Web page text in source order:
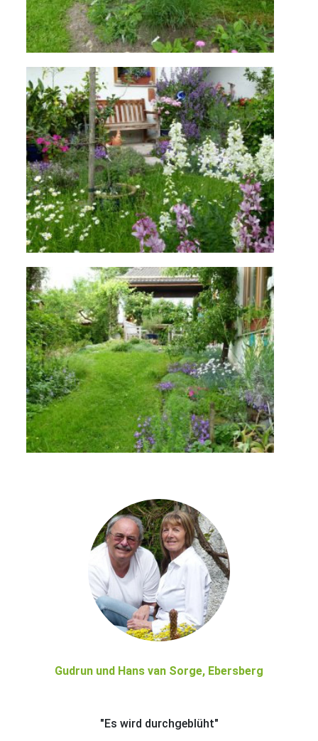
Gudrun und Hans van Sorge, Ebersberg
"Es wird durchgeblüht"